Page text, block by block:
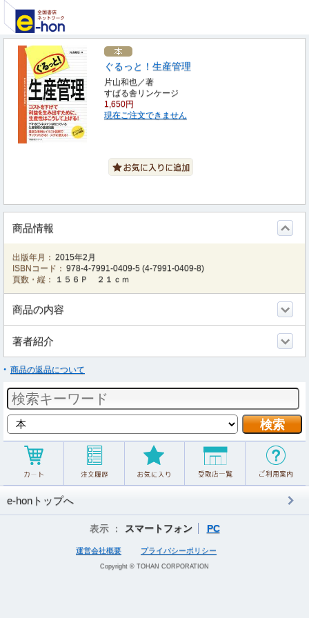
ぐるっと！生産管理
片山和也／著
すばる舎リンケージ
1,650円
現在ご注文できません
商品情報
出版年月： 2015年2月
ISBNコード： 978-4-7991-0409-5 (4-7991-0409-8)
頁数・縦：
１５６Ｐ ２１ｃｍ
商品の内容
著者紹介
商品の返品について
e-honトップへ
表示 ： スマートフォン PC
運営会社概要 プライバシーポリシー
Copyright © TOHAN CORPORATION